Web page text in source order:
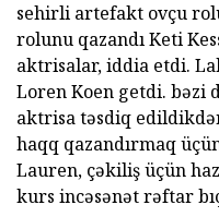
sehirli artefakt ovçu
rolunu qazandı Keti
aktrisalar, iddia etdi.
Loren Koen getdi.
aktrisa təsdiq
haqq qazandırmaq
Lauren, çəkiliş üçün
kurs incəsənət rəftar